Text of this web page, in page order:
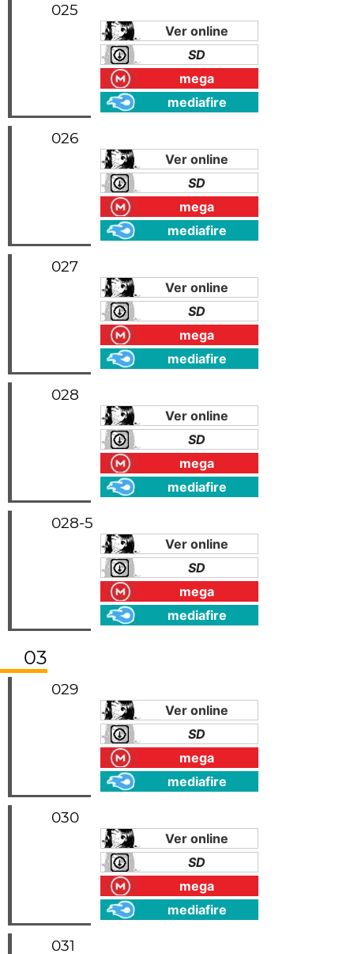
025
Ver online
SD
mega
mediafire
026
Ver online
SD
mega
mediafire
027
Ver online
SD
mega
mediafire
028
Ver online
SD
mega
mediafire
028-5
Ver online
SD
mega
mediafire
03
029
Ver online
SD
mega
mediafire
030
Ver online
SD
mega
mediafire
031